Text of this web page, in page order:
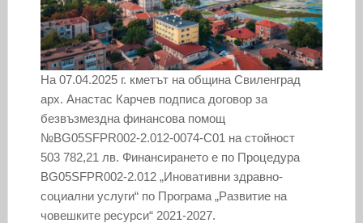
На 07.04.2025 г. кметът на община Свиленград
арх. Анастас Карчев подписа договор за
безвъзмездна финансова помощ
№BG05SFPR002-2.012-0074-С01 на стойност
503 782,21 лв. Финансирането е по Процедура
BG05SFPR002-2.012 „Иновативни здравно-
социални услуги“ по Програма „Развитие на
човешките ресурси“ 2021-2027.